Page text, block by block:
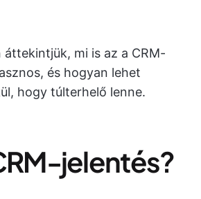
áttekintjük, mi is az a CRM-
és hogyan lehet
hogy túlterhelő lenne.
jelentés?